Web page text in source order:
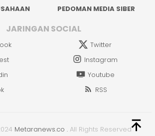
PEDOMAN MEDIA SIBER
JARINGAN SOCIAL
Twitter
Instagram
Youtube
RSS
Metaranews.co . All Rights Reserved